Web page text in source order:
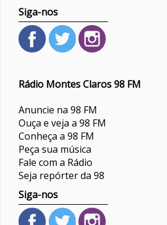
Siga-nos
Rádio Montes Claros 98 FM
Anuncie na 98 FM
Ouça e veja a 98 FM
Conheça a 98 FM
Peça sua música
Fale com a Rádio
Seja repórter da 98
Siga-nos